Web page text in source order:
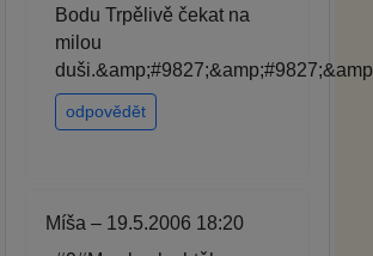
Bodu Trpělivě čekat na
milou
odpovědět
Míša – 19.5.2006 18:20